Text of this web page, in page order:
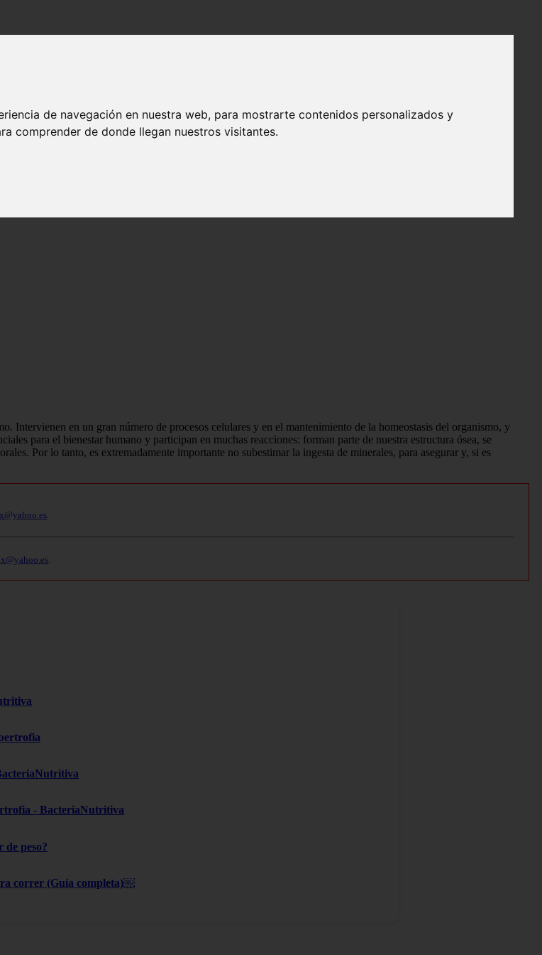
de navegación en nuestra web, para mostrarte contenidos personalizados y
comprender de donde llegan nuestros visitantes.
Intervienen en un gran número de procesos celulares y en el mantenimiento de la homeostasis del organismo, y
para el bienestar humano y participan en muchas reacciones: forman parte de nuestra estructura ósea, se
Por lo tanto, es extremadamente importante no subestimar la ingesta de minerales, para asegurar y, si es
- BacteriaNutritiva
peso?
correr (Guía completa)￼